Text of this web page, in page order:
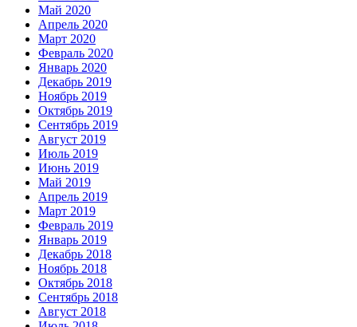
Май 2020
Апрель 2020
Март 2020
Февраль 2020
Январь 2020
Декабрь 2019
Ноябрь 2019
Октябрь 2019
Сентябрь 2019
Август 2019
Июль 2019
Июнь 2019
Май 2019
Апрель 2019
Март 2019
Февраль 2019
Январь 2019
Декабрь 2018
Ноябрь 2018
Октябрь 2018
Сентябрь 2018
Август 2018